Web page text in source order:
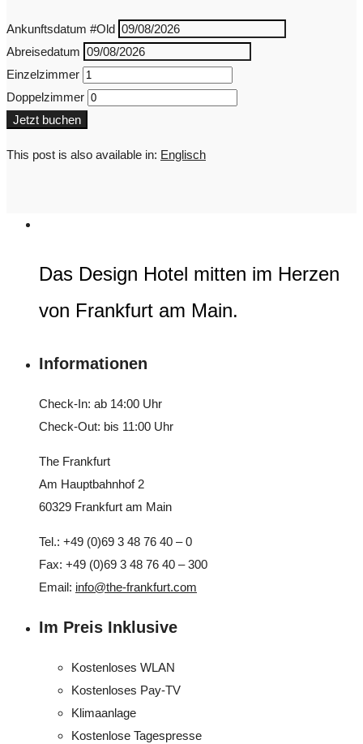
Ankunftsdatum #Old
Abreisedatum
Einzelzimmer
Doppelzimmer
This post is also available in: Englisch
Das Design Hotel mitten im Herzen
von Frankfurt am Main.
Informationen
Check-In: ab 14:00 Uhr
Check-Out: bis 11:00 Uhr
The Frankfurt
Am Hauptbahnhof 2
60329 Frankfurt am Main
Tel.: +49 (0)69 3 48 76 40 – 0
Fax: +49 (0)69 3 48 76 40 – 300
Email: info@the-frankfurt.com
Im Preis Inklusive
Kostenloses WLAN
Kostenloses Pay-TV
Klimaanlage
Kostenlose Tagespresse